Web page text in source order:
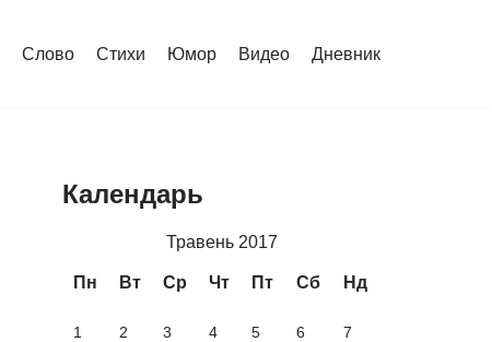
Слово Стихи Юмор Видео Дневник
Календарь
Травень 2017
Пн Вт Ср Чт Пт Сб Нд
1 2 3 4 5 6 7